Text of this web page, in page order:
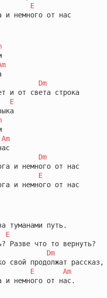
E
и немного от нас
Dm
и от света строка
E
Am
Dm
и немного от нас
E
и немного от нас
E
Разве что то вернуть?
Dm
свой продолжат рассказ,
E
Am
и немного от нас.